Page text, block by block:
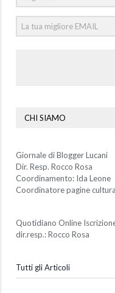
CHI SIAMO
Giornale di Blogger Lucani
Dir. Resp. Rocco Rosa
Coordinamento: Ida Leone
Coordinatore pagine
Quotidiano Online
dir.resp.: Rocco Rosa
Tutti gli Articoli